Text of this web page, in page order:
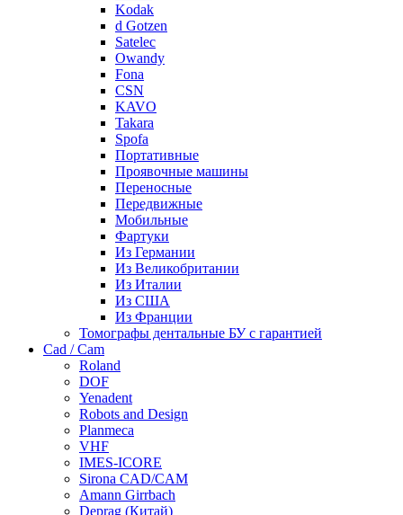
Kodak
d Gotzen
Satelec
Owandy
Fona
CSN
KAVO
Takara
Spofa
Портативные
Проявочные машины
Переносные
Передвижные
Мобильные
Фартуки
Из Германии
Из Великобритании
Из Италии
Из США
Из Франции
Томографы дентальные БУ с гарантией
Cad / Cam
Roland
DOF
Yenadent
Robots and Design
Planmeca
VHF
IMES-ICORE
Sirona CAD/CAM
Amann Girrbach
Deprag (Китай)